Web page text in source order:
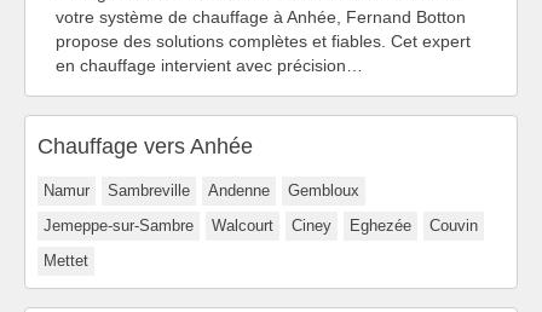
votre système de chauffage à Anhée, Fernand Botton
propose des solutions complètes et fiables. Cet expert
en chauffage intervient avec précision…
Chauffage vers Anhée
Namur Sambreville Andenne
Gembloux
Jemeppe-sur-Sambre
Walcourt Ciney Eghezée
Couvin
Mettet